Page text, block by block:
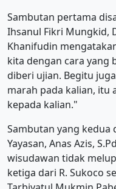
Sambutan pertama
Ihsanul Fikri Mungkid,
Khanifudin
kita dengan cara yang
diberi ujian. Begitu
marah pada kalian, itu
kepada kalian."
Sambutan yang kedua
Yayasan, Anas Azis,
wisudawan tidak
ketiga dari R. Sukoco